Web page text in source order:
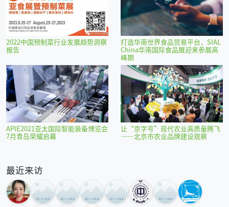
2022中国预制菜行业发展趋势洞察
报告
打造华南世界食品贸易平台，SIAL
China华南国际食品展迎来参展高
峰期
APIE2021亚太国际智能装备博览会
7月青岛荣耀启幕
让“京字号”现代农业高质量腾飞
——北京市农业品牌建设观察
最近来访